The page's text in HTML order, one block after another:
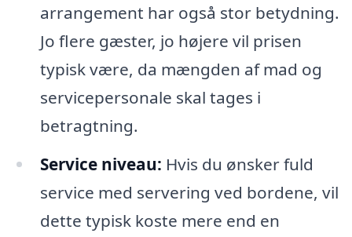
arrangement har også stor betydning.
Jo flere gæster, jo højere vil prisen
typisk være, da mængden af mad og
servicepersonale skal tages i
betragtning.
Service niveau: Hvis du ønsker fuld
service med servering ved bordene, vil
dette typisk koste mere end en